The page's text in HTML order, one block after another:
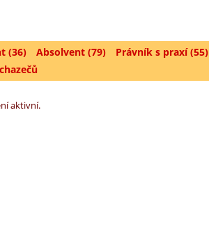
(36) Absolvent (79) Právník s praxí (55)
aktivní.